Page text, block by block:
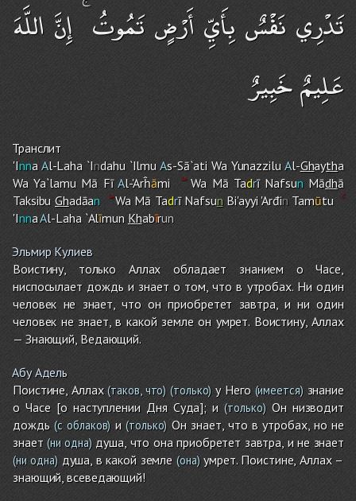
تَدْرِي نَفْسٌ بِأَيِّ أَرْضٍ تَمُوتُ ۚ إِنَّ اللَّهَ
عَلِيمٌ خَبِيرٌ
Транслит
'InnaAl-Laha `Indahu`Ilmu As-Sā`ati Wa YunazziluAl-Ghaytha
Wa Ya`lamu Mā FīAl-'Arĥāmi Wa Mā Tadrī NafsunMādhā
Taksibu Ghadāan Wa Mā Tadrī NafsunBi'ayyi 'ArđinTamūtu
'InnaAl-Laha`Alīmun Khabīrun
Эльмир Кулиев
Воистину, только Аллах обладает знанием о Часе,
ниспосылает дождь и знает о том, что в утробах. Ни один
человек не знает, что он приобретет завтра, и ни один
человек не знает, в какой земле он умрет. Воистину, Аллах
— Знающий, Ведающий.
Абу Адель
Поистине, Аллах(таков, что) (только) у Него(имеется)знание
о Часе [о наступлении Дня Суда]; и (только)Он низводит
дождь(с облаков) и(только) Он знает, что в утробах, но не
знает(ни одна)душа, что она приобретет завтра, и не знает
(ни одна)душа, в какой земле (она)умрет. Поистине, Аллах –
знающий, всеведающий!